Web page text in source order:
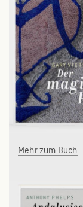
Mehr zum Buch